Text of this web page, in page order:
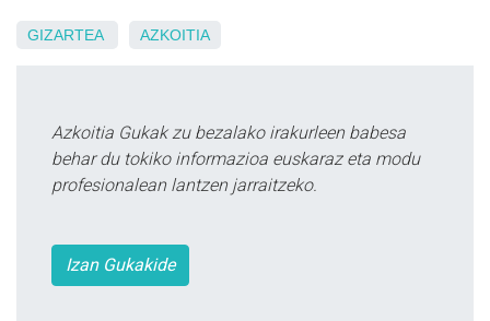
GIZARTEA AZKOITIA
Azkoitia Gukak zu bezalako irakurleen babesa
behar du tokiko informazioa euskaraz eta modu
profesionalean lantzen jarraitzeko.
Izan Gukakide